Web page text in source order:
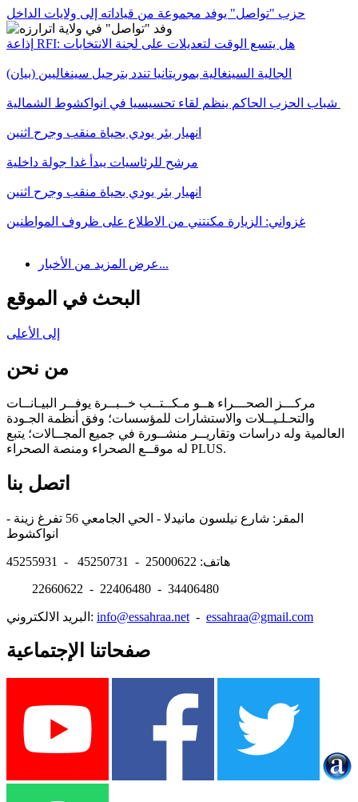
حزب "تواصل" يوفد مجموعة من قياداته إلى ولايات الداخل
إذاعة RFI: هل يتسع الوقت لتعديلات على لجنة الانتخابات
الجالية السينغالية بموريتانيا تندد بترحيل سينغاليين (بيان)
انهيار بئر يودي بحياة منقب وجرح اثنين
مرشح للرئاسيات يبدأ غدا جولة داخلية
انهيار بئر يودي بحياة منقب وجرح اثنين
غزواني: الزيارة مكنتني من الاطلاع على ظروف المواطنين
عرض المزيد من الأخبار...
البحث في الموقع
إلى الأعلى
من نحن
مركـــز الصحـــراء هــو مـكــتــب خــبــرة يوفــر البيـانــات
والتحـلـيــلات والاستشارات للمؤسسات؛ وفق أنظمة الجـودة
العالمية وله دراسات وتقاريــر منشــورة في جميع المجــالات؛ يتبع
له موقــع الصحراء ومنصة الصحراء PLUS.
اتصل بنا
المقر: شارع نيلسون مانيدلا - الحي الجامعي 56 تفرغ زينة -
هاتف: 25000622 - 45250731 - 45255931
22660622 - 22406480 - 34406480
البريد الالكتروني: info@essahraa.net - essahraa@gmail.com
صفحاتنا الإجتماعية